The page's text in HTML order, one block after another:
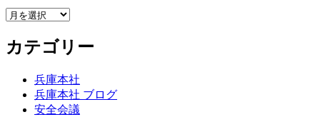
ア
カ
イ
カテゴリー
兵庫本社
兵庫本社 ブログ
安全会議